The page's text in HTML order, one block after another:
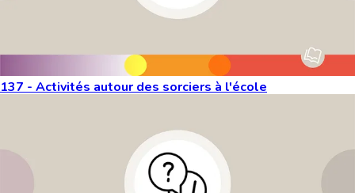
137 - Activités autour des sorciers à l'école